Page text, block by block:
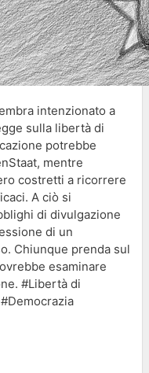
intenzionato a
sulla libertà di
potrebbe
mentre
costretti a ricorrere
A ciò si
di divulgazione
di un
Chiunque prenda sul
esaminare
#Libertà di